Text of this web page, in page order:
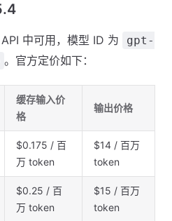
中可用，模型 ID 为
gpt-
。官方定价如下：
缓存输入价
格
输出价格
$0.175 / 百
万 token
$14 / 百万
token
$0.25 / 百
万 token
$15 / 百万
token